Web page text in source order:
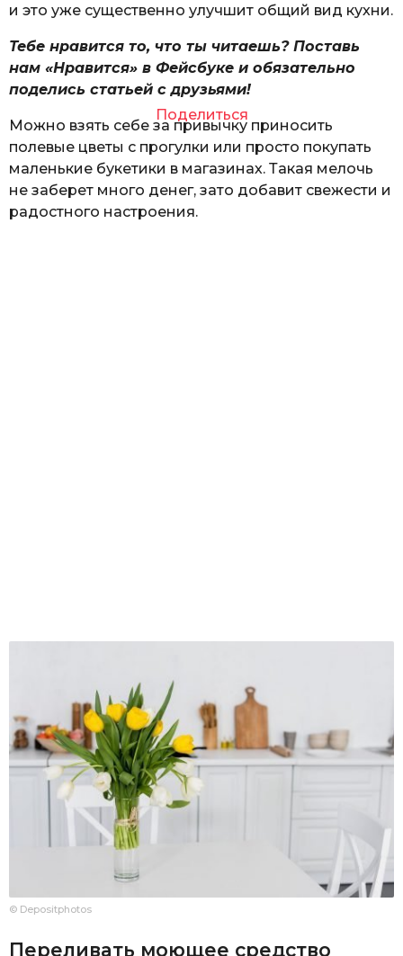
и это уже существенно улучшит общий вид кухни.
Тебе нравится то, что ты читаешь? Поставь
нам «Нравится» в Фейсбуке и обязательно
поделись статьей с друзьями!
Поделиться
Можно взять себе за привычку приносить
полевые цветы с прогулки или просто покупать
маленькие букетики в магазинах. Такая мелочь
не заберет много денег, зато добавит свежести и
радостного настроения.
© Depositphotos
Переливать моющее средство